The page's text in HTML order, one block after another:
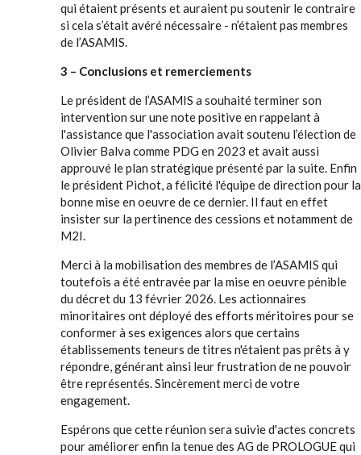
qui étaient présents et auraient pu soutenir le contraire
si cela s’était avéré nécessaire - n’étaient pas membres
de l’ASAMIS.
3 – Conclusions et remerciements
Le président de l’ASAMIS a souhaité terminer son
intervention sur une note positive en rappelant à
l'assistance que l'association avait soutenu l’élection de
Olivier Balva comme PDG en 2023 et avait aussi
approuvé le plan stratégique présenté par la suite. Enfin
le président Pichot, a félicité l'équipe de direction pour la
bonne mise en oeuvre de ce dernier. Il faut en effet
insister sur la pertinence des cessions et notamment de
M2I.
Merci à la mobilisation des membres de l’ASAMIS qui
toutefois a été entravée par la mise en oeuvre pénible
du décret du 13 février 2026. Les actionnaires
minoritaires ont déployé des efforts méritoires pour se
conformer à ses exigences alors que certains
établissements teneurs de titres n'étaient pas prêts à y
répondre, générant ainsi leur frustration de ne pouvoir
être représentés. Sincèrement merci de votre
engagement.
Espérons que cette réunion sera suivie d'actes concrets
pour améliorer enfin la tenue des AG de PROLOGUE qui